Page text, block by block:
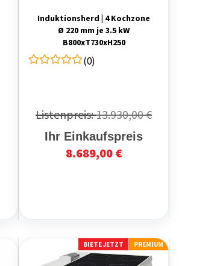
Induktionsherd | 4 Kochzone
Ø 220 mm je 3.5 kW
B800xT730xH250
(0)
Listenpreis:13.930,00 €
Ihr Einkaufspreis
8.689,00 €
BIETE JETZT PREMIUM